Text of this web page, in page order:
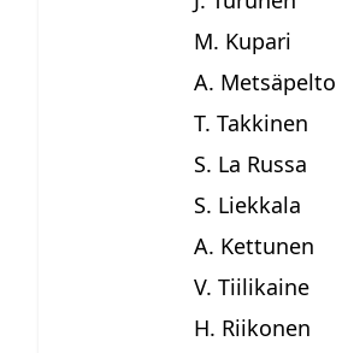
M. Kupari
A. Metsäpelto
T. Takkinen
S. La Russa
S. Liekkala
A. Kettunen
V. Tiilikaine
H. Riikonen